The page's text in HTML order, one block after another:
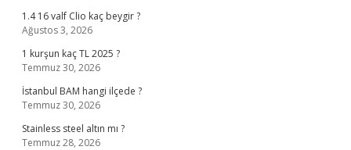
1.4 16 valf Clio kaç beygir ?
Ağustos 3, 2026
1 kurşun kaç TL 2025 ?
Temmuz 30, 2026
İstanbul BAM hangi ilçede ?
Temmuz 30, 2026
Stainless steel altın mı ?
Temmuz 28, 2026